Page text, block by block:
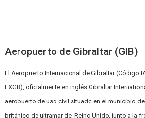
Aeropuerto de Gibraltar (GIB)
El Aeropuerto Internacional de Gibraltar (Código
LXGB), oficialmente en inglés Gibraltar
aeropuerto de uso civil situado en el municipio
británico de ultramar del Reino Unido, junto a la